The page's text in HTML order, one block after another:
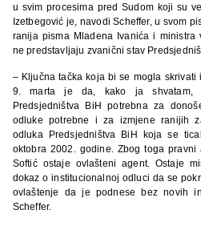
u svim procesima pred Sudom koji su
Izetbegović je, navodi Scheffer, u svom
ranija pisma Mladena Ivanića i ministra
ne predstavljaju zvanični stav
– Ključna tačka koja bi se mogla
9. marta je da, kako ja shvatam,
Predsjedništva BiH potrebna za
odluke potrebne i za izmjene ranijih
odluka Predsjedništva BiH koja se
oktobra 2002. godine. Zbog toga
Softić ostaje ovlašteni agent. Ostaje
dokaz o institucionalnoj odluci da se
ovlaštenje da je podnese bez novih
Scheffer.